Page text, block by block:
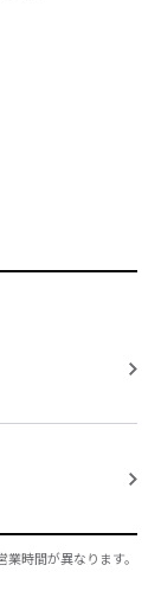
時間が異なります。